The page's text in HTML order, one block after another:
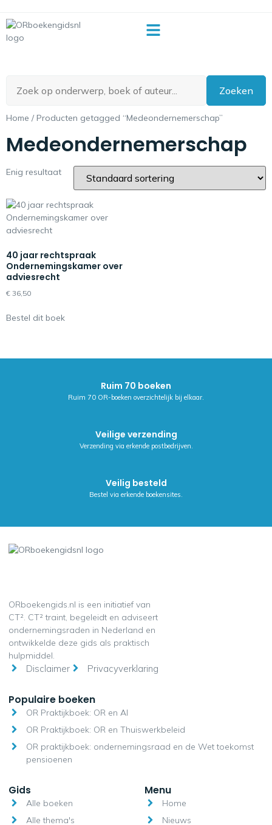
Zoeken
Home / Producten getagged “Medeondernemerschap”
Medeondernemerschap
Enig resultaat
40 jaar rechtspraak
Ondernemingskamer over
adviesrecht
€ 36,50
Bestel dit boek
Ruim 70 boeken
Ruim 70 OR-boeken overzichtelijk bij elkaar.
Veilige verzending
Verzending via erkende postbedrijven.
Veilig besteld
Bestel via erkende boekensites.
ORboekengids.nl is een initiatief van
CT². CT² traint, begeleidt en adviseert
ondernemingsraden in Nederland en
ontwikkelde deze gids als praktisch
hulpmiddel.
Disclaimer Privacyverklaring
Populaire boeken
OR Praktijkboek: OR en AI
OR Praktijkboek: OR en Thuiswerkbeleid
OR praktijkboek: ondernemingsraad en de Wet toekomst
pensioenen
Gids
Alle boeken
Alle thema's
Menu
Home
Nieuws